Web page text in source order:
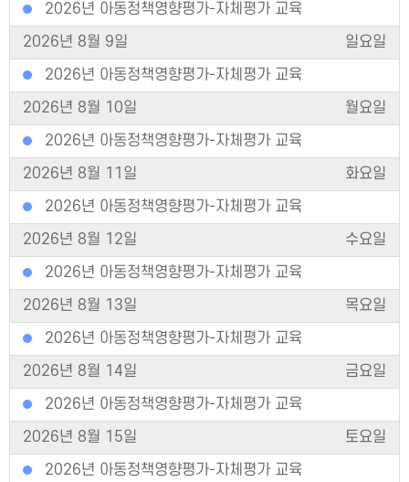
2026년 아동정책영향평가-자체평가 교육
2026년 8월 9일
일요일
2026년 아동정책영향평가-자체평가 교육
2026년 8월 10일
월요일
2026년 아동정책영향평가-자체평가 교육
2026년 8월 11일
화요일
2026년 아동정책영향평가-자체평가 교육
2026년 8월 12일
수요일
2026년 아동정책영향평가-자체평가 교육
2026년 8월 13일
목요일
2026년 아동정책영향평가-자체평가 교육
2026년 8월 14일
금요일
2026년 아동정책영향평가-자체평가 교육
2026년 8월 15일
토요일
2026년 아동정책영향평가-자체평가 교육